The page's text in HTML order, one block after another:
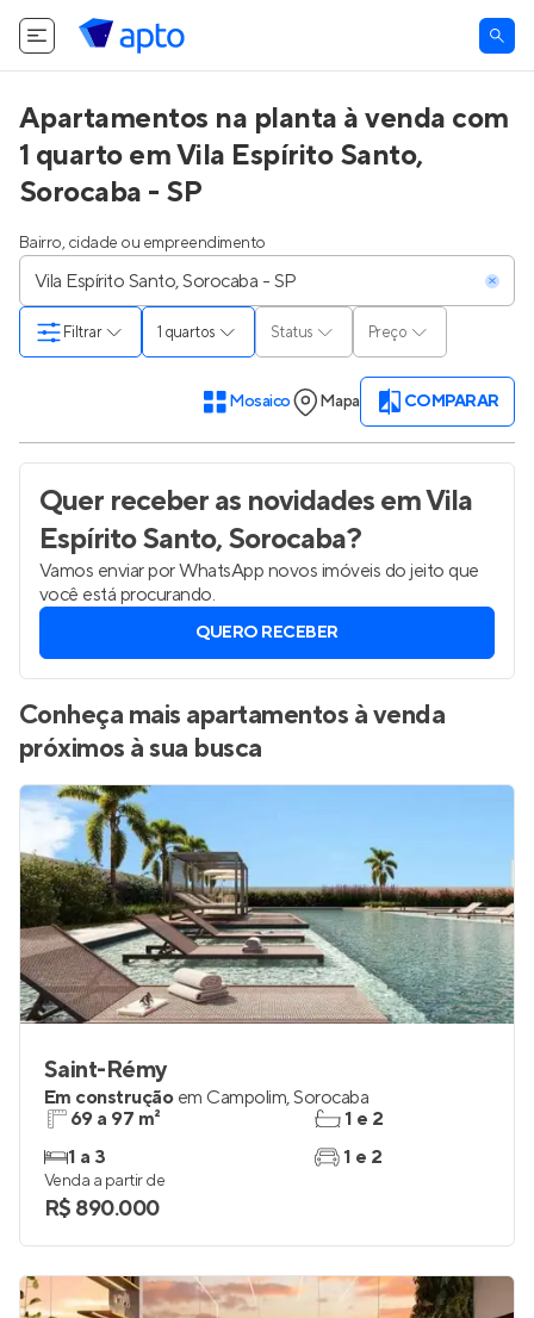
Apartamentos na planta à venda com
1 quarto em Vila Espírito Santo,
Sorocaba - SP
Bairro, cidade ou empreendimento
1 quartos Status Preço
Filtrar
Mosaico Mapa COMPARAR
Quer receber as novidadesem Vila
Espírito Santo, Sorocaba?
Vamos enviar por WhatsApp novos imóveis do jeito que
você está procurando.
QUERO RECEBER
Conheça mais apartamentos à venda
próximos à sua busca
Saint-Rémy
Em construção em Campolim,Sorocaba
69 a 97 m²
1 a 3
1 e 2
1 e 2
Venda a partir de
R$ 890.000